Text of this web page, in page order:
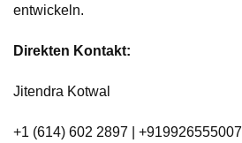
entwickeln.
Direkten Kontakt:
Jitendra Kotwal
+1 (614) 602 2897 | +919926555007